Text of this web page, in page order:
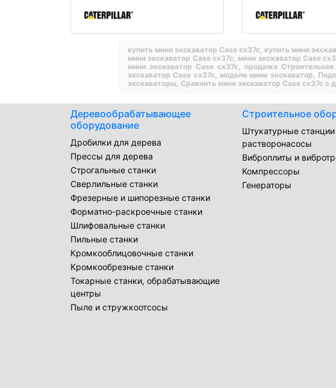
купить мини экскаватор Case cx37c, купить мини
мини экскаватор Case cx37c, мини экскаватор Case
мини экскаватор Case cx37c, продажа
экскаватор Case cx37c, модели мини экскаватор,
экскаваторы, Сравнить мини экскаватор Case cx37c с
Деревообрабатывающее
оборудование
Дробилки для дерева
Прессы для дерева
Строгальные станки
Сверлильные станки
Фрезерные и шипорезные станки
Форматно-раскроечные станки
Шлифовальные станки
Пильные станки
Кромкооблицовочные станки
Кромкообрезные станки
Токарные станки, обрабатывающие
центры
Пыле и стружкоотсосы
Строительное
Штукатурные
растворонасосы
Виброплиты и
Компрессоры
Генераторы